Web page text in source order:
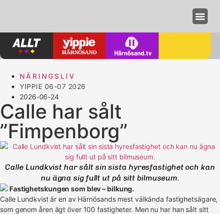
NÄRINGSLIV
YIPPIE 06-07 2026
2026-06-24
Calle har sålt
”Fimpenborg”
Calle Lundkvist har sålt sin sista hyresfastighet och kan
nu ägna sig fullt ut på sitt bilmuseum.
Fastighetskungen som blev – bilkung.
Calle Lundkvist är en av Härnösands mest välkända fastighetsägare,
som genom åren ägt över 100 fastigheter. Men nu har han sålt sitt